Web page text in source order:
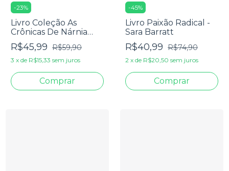
-23%
Livro Coleção As
Crônicas De Nárnia
Príncipe Caspian - C. S.
Lewis
R$45,99 R$59,90
3 x de R$15,33 sem juros
-45%
Livro Paixão Radical -
Sara Barratt
R$40,99 R$74,90
2 x de R$20,50 sem juros